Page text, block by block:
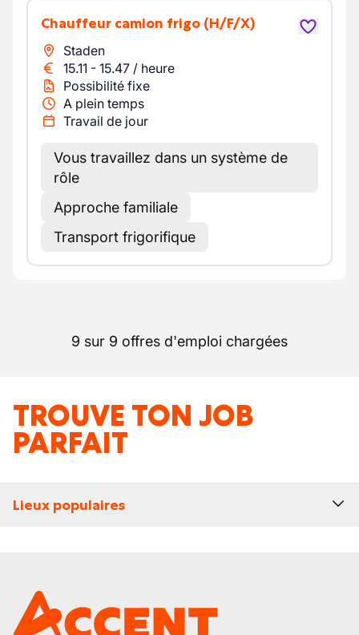
Chauffeur camion frigo (H/F/X)
Staden
15.11 - 15.47 / heure
Possibilité fixe
A plein temps
Travail de jour
Vous travaillez dans un système de
rôle
Approche familiale
Transport frigorifique
9 sur 9 offres d'emploi chargées
TROUVE TON JOB
PARFAIT
Lieux populaires